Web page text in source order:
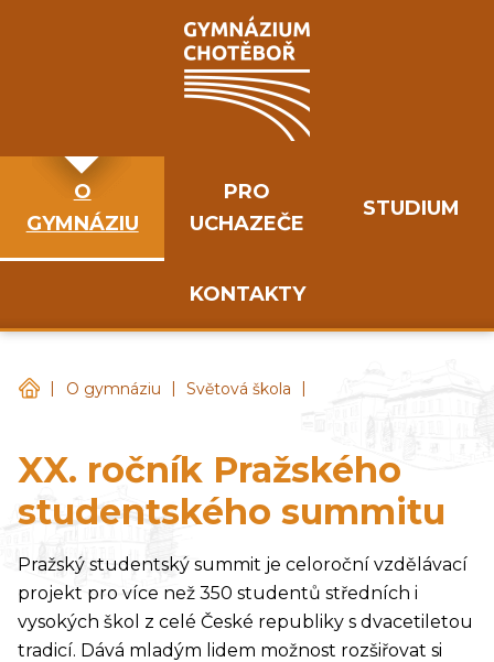
O
GYMNÁZIU
PRO
UCHAZEČE
STUDIUM
KONTAKTY
Gymnázium Chotěboř
| O gymnáziu | Světová škola |
XX. ročník Pražského
studentského summitu
Pražský studentský summit je celoroční vzdělávací
projekt pro více než 350 studentů středních i
vysokých škol z celé České republiky s dvacetiletou
tradicí. Dává mladým lidem možnost rozšiřovat si